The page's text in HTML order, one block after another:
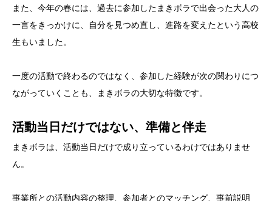
また、今年の春には、過去に参加したまきボラで出会った大人の
一言をきっかけに、自分を見つめ直し、進路を変えたという高校
生もいました。
一度の活動で終わるのではなく、参加した経験が次の関わりにつ
ながっていくことも、まきボラの大切な特徴です。
活動当日だけではない、準備と伴走
まきボラは、活動当日だけで成り立っているわけではありませ
ん。
事業所との活動内容の整理、参加者とのマッチング、事前説明